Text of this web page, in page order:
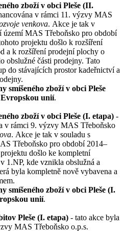
zboží v obci Pleše (II.
v rámci 11. výzvy MAS
venkova. Akce je tak v
území MAS Třeboňsko pro období
projektu došlo k rozšíření
a k rozšíření prodejní plochy o
obslužné části prodejny. Tato
do stávajících prostor kadeřnictví a
smíšeného zboží v obci Pleše
unií.
zboží v obci Pleše (I. etapa) -
v rámci 9. výzvy MAS Třeboňsko
. Akce je tak v souladu s
Třeboňsko pro období 2014–
došlo ke kompletní
1.NP, kde vznikla obslužná a
byla kompletně nově vybavena a
smíšeného zboží v obci Pleše (I.
unií.
Pleše (I. etapa) - tato akce byla
MAS Třeboňsko o.p.s.